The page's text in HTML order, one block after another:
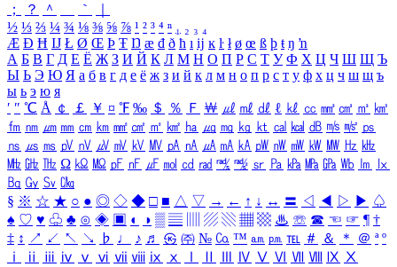
；
？ ＾ ｀
½ ⅓ ⅔ ¼ ¾ ⅛ ⅜ ⅝ ⅞ ¹ ² ³ ⁴ ⁿ ₁ ₂ ₃ ₄
Æ Ð Ħ Ĳ Ł Ø Œ Þ Ŧ Ŋ æ đ ð ħ ı ĳ ĸ ŀ ł ø œ ß þ ŧ ŋ ŉ
А Б В Г Д Е Ё Ж З И Й К Л М Н О П Р С Т У Ф Х Ц Ч Ш Щ Ъ
Ы Ь Э Ю Я а б в г д е ё ж з и й к л м н о п р с т у ф х ц ч ш щ ъ
ы ь э ю я
′ ″ ℃ Å ￠ ￡ ￥ ¤ ℉ ‰ ＄ ％ Ｆ ￦ ㎕ ㎖ ㎗ ℓ ㎘ ㏄ ㎣ ㎤ ㎥ ㎦
㎙ ㎚ ㎛ ㎜ ㎝ ㎞ ㎟ ㎠ ㎡ ㎢ ㏊ ㎍ ㎎ ㎏ ㏏ ㎈ ㎉ ㏈ ㎧ ㎨ ㎰
㎱ ㎲ ㎳ ㎴ ㎵ ㎶ ㎷ ㎸ ㎹ ㎀ ㎁ ㎂ ㎃ ㎄ ㎺ ㎻ ㎽ ㎾ ㎿ ㎐ ㎑
㎒ ㎓ ㎔ Ω ㏀ ㏁ ㎊ ㎋ ㎌ ㏖ ㏅ ㎭ ㎮ ㎯ ㏛ ㎩ ㎪ ㎫ ㎬ ㏝ ㏐
㏓
㏃ ㏉ ㏜ ㏆
§ ※ ☆ ★ ○ ● ◎ ◇ ◆ □ ■ △ ▽ → ← ↑ ↓ ↔ 〓 ◁ ◀ ▷ ▶ ♤
♠ ♡ ♥ ♧ ♣ ⊙ ◈ ▣ ◐ ◑ ▒ ▤ ▨ ▧ ▦ ▩ ♨ ☏ ☎ ☜ ☞ ¶ †
‡ ↕ ↗ ↙ ↖ ↘ ♭ ♩ ♪ ♬ ㉿ ㈜ № ㏇ ™ ㏂ ㏘ ℡ ＃ ＆ ＊ ＠ ª º
ⅰ
ⅱ ⅲ ⅳ ⅴ ⅵ ⅶ ⅷ ⅸ ⅹ Ⅳ Ⅴ Ⅵ Ⅶ Ⅷ Ⅸ Ⅹ